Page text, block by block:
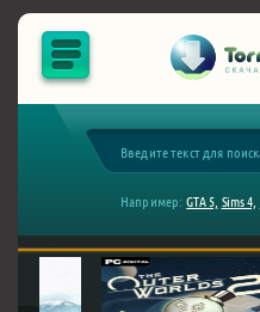
Например: GTA 5, Sims 4,